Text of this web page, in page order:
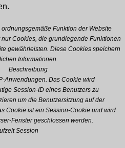
Funktion der Website
Cookies, die grundlegende Funktionen
gewährleisten. Diese Cookies speichern
Informationen.
Beschreibung
Anwendungen. Das Cookie wird
Session-ID eines Benutzers zu
um die Benutzersitzung auf der
Cookie ist ein Session-Cookie und wird
Fenster geschlossen werden.
Session